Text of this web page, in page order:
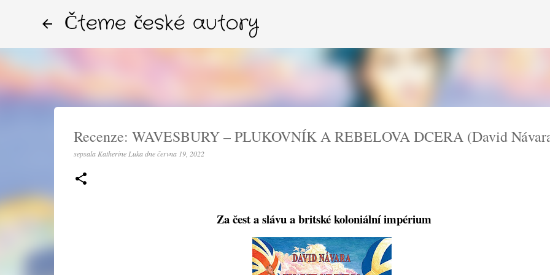
Čteme české autory
Recenze: WAVESBURY – PLUKOVNÍK A REBELOVA DCERA (David
sepsala Katherine Luka dnečervna 19, 2022
Za čest a slávu a britské koloniální impérium